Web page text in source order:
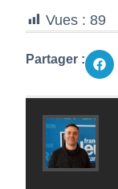
Vues : 89
Partager :